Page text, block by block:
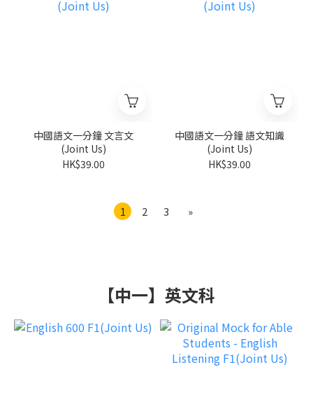
中國語文一分鐘 文言文
(Joint Us)
HK$39.00
中國語文一分鐘 語文知識
(Joint Us)
HK$39.00
1 2 3 »
【中一】英文科